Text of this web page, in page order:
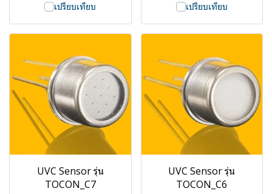
เปรียบเทียบ เปรียบเทียบ
UVC Sensor รุ่น
TOCON_C7
UVC Sensor รุ่น
TOCON_C6